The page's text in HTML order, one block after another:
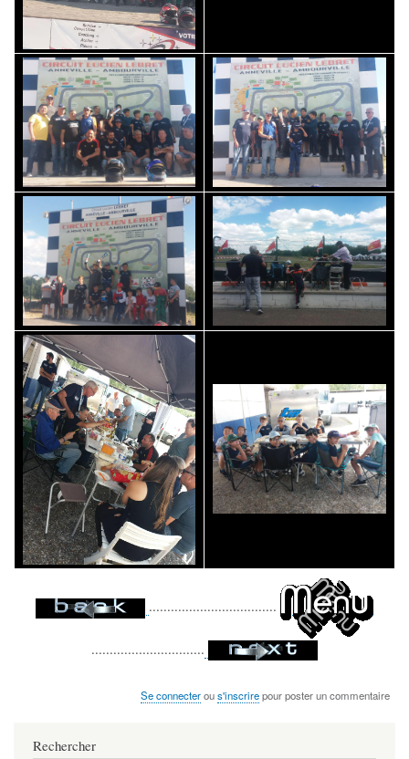
...................................
...............................
Se connecterous'inscrirepour poster un commentaire
Rechercher